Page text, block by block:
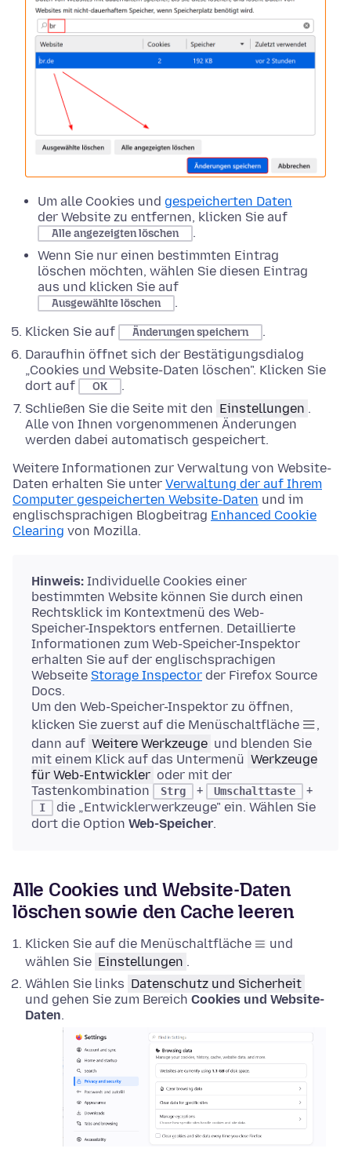
Um alle Cookies und gespeicherten Daten
der Website zu entfernen, klicken Sie auf
Alle angezeigten löschen
.
Wenn Sie nur einen bestimmten Eintrag
löschen möchten, wählen Sie diesen Eintrag
aus und klicken Sie auf
Ausgewählte löschen
.
Klicken Sie auf
Änderungen speichern
.
Daraufhin öffnet sich der Bestätigungsdialog
„Cookies und Website-Daten löschen". Klicken Sie
dort auf
OK
.
Schließen Sie die Seite mit den Einstellungen .
Alle von Ihnen vorgenommenen Änderungen
werden dabei automatisch gespeichert.
Weitere Informationen zur Verwaltung von Website-
Daten erhalten Sie unter Verwaltung der auf Ihrem
Computer gespeicherten Website-Daten und im
englischsprachigen Blogbeitrag Enhanced Cookie
Clearing von Mozilla.
Hinweis: Individuelle Cookies einer
bestimmten Website können Sie durch einen
Rechtsklick im Kontextmenü des Web-
Speicher-Inspektors entfernen. Detaillierte
Informationen zum Web-Speicher-Inspektor
erhalten Sie auf der englischsprachigen
Webseite Storage Inspector der Firefox Source
Docs.
Um den Web-Speicher-Inspektor zu öffnen,
klicken Sie zuerst auf die Menüschaltfläche
,
dann auf Weitere Werkzeuge und blenden Sie
mit einem Klick auf das Untermenü Werkzeuge
für Web-Entwickler oder mit der
Tastenkombination
Strg + Umschalttaste +
I
die „Entwicklerwerkzeuge" ein. Wählen Sie
dort die Option Web-Speicher.
Alle Cookies und Website-Daten
löschen sowie den Cache leeren
Klicken Sie auf die Menüschaltfläche
und
wählen Sie Einstellungen .
Wählen Sie links Datenschutz und Sicherheit
und gehen Sie zum Bereich Cookies und Website-
Daten.